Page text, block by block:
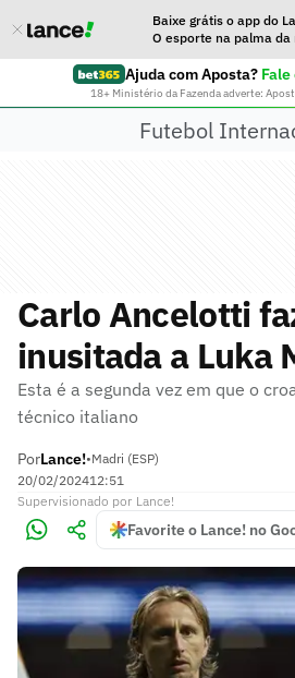
Baixe grátis o app do
O esporte na palma da
Ajuda com Aposta?
18+ Ministério da Fazenda adverte:
Futebol
Carlo Ancelotti
inusitada a Luka
Esta é a segunda vez em que o
técnico italiano
PorLance!•Madri (ESP)
20/02/202412:51
Supervisionado por Lance!
Favorite o Lance! no